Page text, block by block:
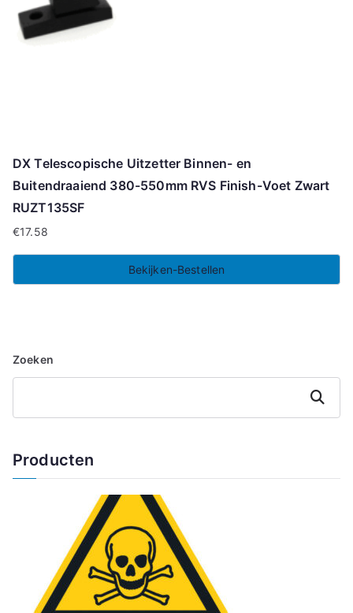
DX Telescopische Uitzetter Binnen- en
Buitendraaiend 380-550mm RVS Finish-Voet Zwart
RUZT135SF
€17.58
Bekijken-Bestellen
Zoeken
Zoeken
Producten